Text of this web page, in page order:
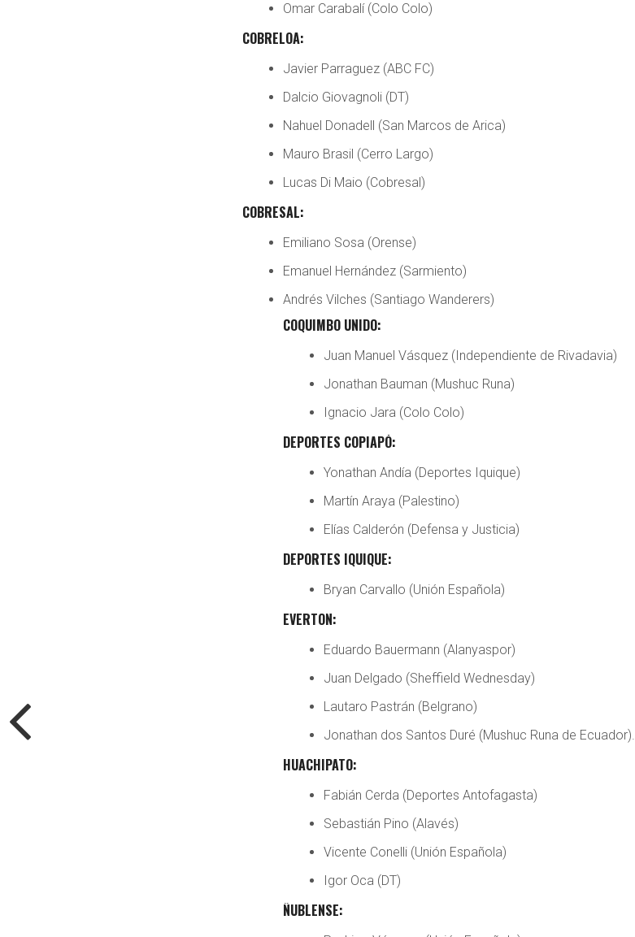
Omar Carabalí (Colo Colo)
COBRELOA:
Javier Parraguez (ABC FC)
Dalcio Giovagnoli (DT)
Nahuel Donadell (San Marcos de Arica)
Mauro Brasil (Cerro Largo)
Lucas Di Maio (Cobresal)
COBRESAL:
Emiliano Sosa (Orense)
Emanuel Hernández (Sarmiento)
Andrés Vilches (Santiago Wanderers)
COQUIMBO UNIDO:
Juan Manuel Vásquez (Independiente de Rivadavia)
Jonathan Bauman (Mushuc Runa)
Ignacio Jara (Colo Colo)
DEPORTES COPIAPÓ:
Yonathan Andía (Deportes Iquique)
Martín Araya (Palestino)
Elías Calderón (Defensa y Justicia)
DEPORTES IQUIQUE:
Bryan Carvallo (Unión Española)
EVERTON:
Eduardo Bauermann (Alanyaspor)
Juan Delgado (Sheffield Wednesday)
Lautaro Pastrán (Belgrano)
Jonathan dos Santos Duré (Mushuc Runa de Ecuador).
HUACHIPATO:
Fabián Cerda (Deportes Antofagasta)
Sebastián Pino (Alavés)
Vicente Conelli (Unión Española)
Igor Oca (DT)
ÑUBLENSE: